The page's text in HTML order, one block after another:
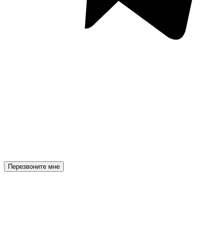
Перезвоните мне